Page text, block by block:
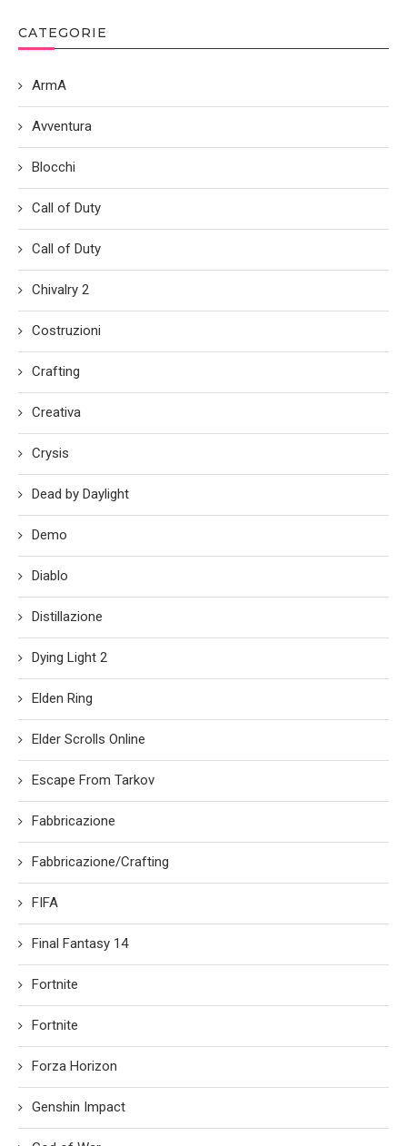
CATEGORIE
ArmA
Avventura
Blocchi
Call of Duty
Call of Duty
Chivalry 2
Costruzioni
Crafting
Creativa
Crysis
Dead by Daylight
Demo
Diablo
Distillazione
Dying Light 2
Elden Ring
Elder Scrolls Online
Escape From Tarkov
Fabbricazione
Fabbricazione/Crafting
FIFA
Final Fantasy 14
Fortnite
Fortnite
Forza Horizon
Genshin Impact